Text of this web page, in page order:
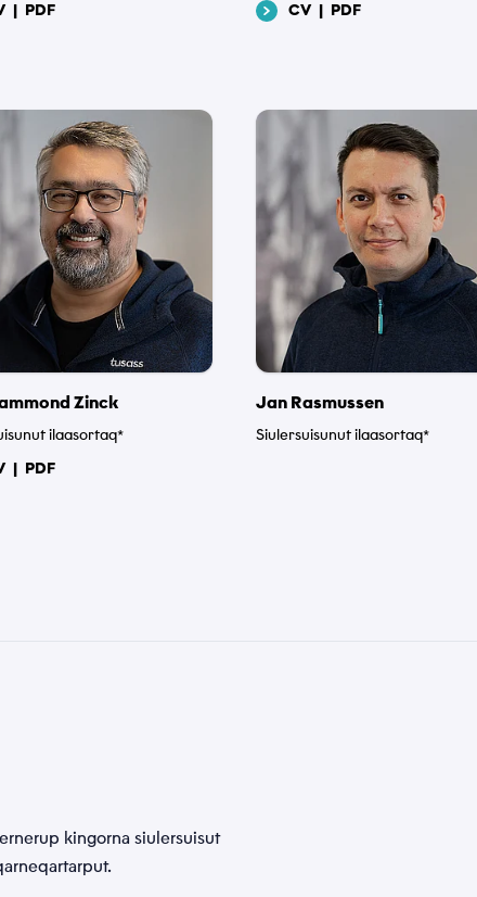
| PDF
CV | PDF
Zinck
ilaasortaq*
| PDF
Jan Rasmussen
Siulersuisunut ilaasortaq*
kingorna siulersuisut